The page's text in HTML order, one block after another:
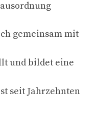
gemeinsam mit
und bildet eine
seit Jahrzehnten